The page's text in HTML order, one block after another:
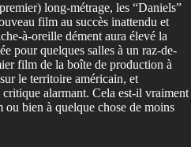
long-métrage, les “Daniels”
film au succès inattendu et
à-oreille dément aura élevé la
pour quelques salles à un raz-de-
film de la boîte de production à
le territoire américain, et
alarmant. Cela est-il vraiment
bien à quelque chose de moins